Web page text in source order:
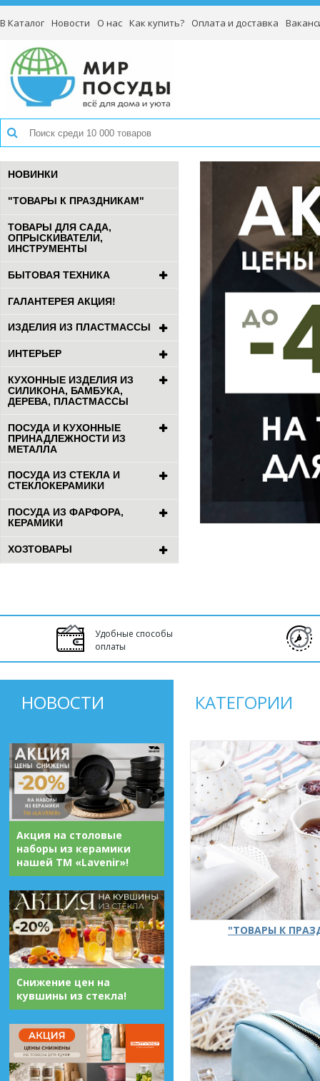
В Каталог Новости О нас Как купить? Оплата и доставка
НОВИНКИ
"ТОВАРЫ К ПРАЗДНИКАМ"
ТОВАРЫ ДЛЯ САДА,
ОПРЫСКИВАТЕЛИ,
ИНСТРУМЕНТЫ
БЫТОВАЯ ТЕХНИКА
ГАЛАНТЕРЕЯ АКЦИЯ!
ИЗДЕЛИЯ ИЗ ПЛАСТМАССЫ
ИНТЕРЬЕР
КУХОННЫЕ ИЗДЕЛИЯ ИЗ
СИЛИКОНА, БАМБУКА,
ДЕРЕВА, ПЛАСТМАССЫ
ПОСУДА И КУХОННЫЕ
ПРИНАДЛЕЖНОСТИ ИЗ
МЕТАЛЛА
ПОСУДА ИЗ СТЕКЛА И
СТЕКЛОКЕРАМИКИ
ПОСУДА ИЗ ФАРФОРА,
КЕРАМИКИ
ХОЗТОВАРЫ
Удобные способы
оплаты
НОВОСТИ
Акция на столовые
наборы из керамики
нашей ТМ «Lavenir»!
Снижение цен на
кувшины из стекла!
КАТЕГОРИИ
"ТОВАРЫ К